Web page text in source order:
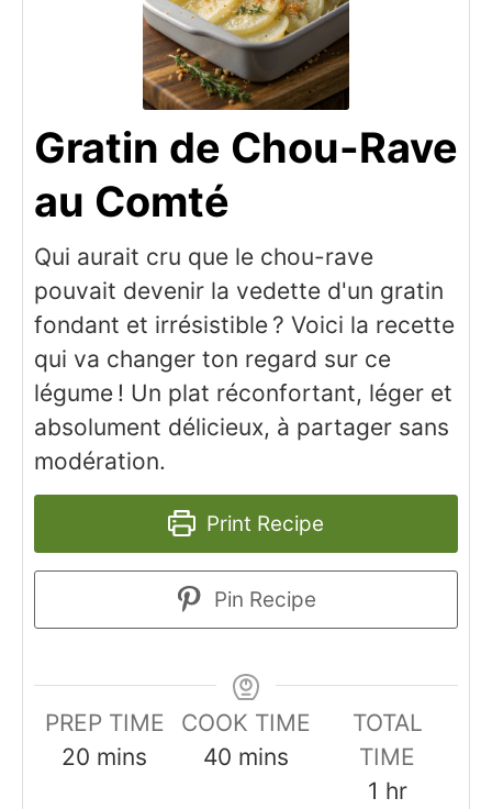
Gratin de Chou-Rave
au Comté
Qui aurait cru que le chou-rave
pouvait devenir la vedette d'un gratin
fondant et irrésistible ? Voici la recette
qui va changer ton regard sur ce
légume ! Un plat réconfortant, léger et
absolument délicieux, à partager sans
modération.
Print Recipe
Pin Recipe
PREP TIME
20 minutes
mins
COOK TIME
40 minutes
mins
TOTAL
TIME
1 hour
hr